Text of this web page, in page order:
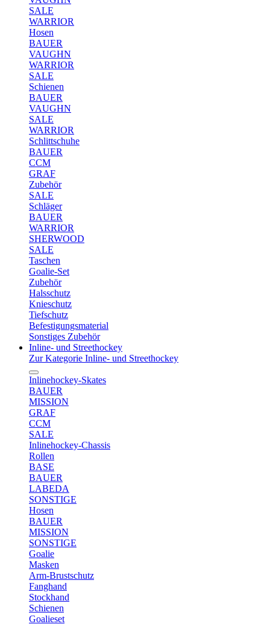
SALE
WARRIOR
Hosen
BAUER
VAUGHN
WARRIOR
SALE
Schienen
BAUER
VAUGHN
SALE
WARRIOR
Schlittschuhe
BAUER
CCM
GRAF
Zubehör
SALE
Schläger
BAUER
WARRIOR
SHERWOOD
SALE
Taschen
Goalie-Set
Zubehör
Halsschutz
Knieschutz
Tiefschutz
Befestigungsmaterial
Sonstiges Zubehör
Inline- und Streethockey
Zur Kategorie Inline- und Streethockey
Inlinehockey-Skates
BAUER
MISSION
GRAF
CCM
SALE
Inlinehockey-Chassis
Rollen
BASE
BAUER
LABEDA
SONSTIGE
Hosen
BAUER
MISSION
SONSTIGE
Goalie
Masken
Arm-Brustschutz
Fanghand
Stockhand
Schienen
Goalieset